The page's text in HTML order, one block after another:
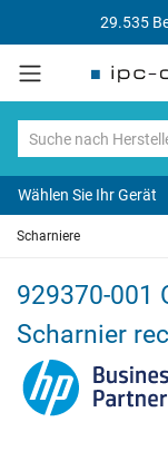
29.535
Wählen Sie Ihr Gerät
Scharniere
929370-001
Scharnier